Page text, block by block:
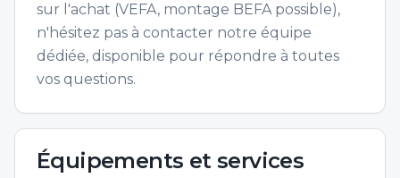
sur l'achat (VEFA, montage BEFA possible),
n'hésitez pas à contacter notre équipe
dédiée, disponible pour répondre à toutes
vos questions.
Équipements et services